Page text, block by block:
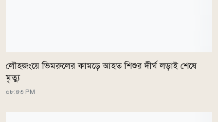
লৌহজংয়ে ভিমরুলের কামড়ে আহত শিশুর দীর্ঘ লড়াই শেষে
মৃত্যু
০৮:৪৩ PM